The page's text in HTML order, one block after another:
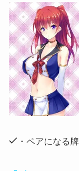
・ペアになる